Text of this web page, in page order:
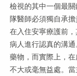
檢視的其中一個最
隊醫師必須獨自承
在入住安寧療護前
病人進行認真的溝
藥物，而實際上，
不大或毫無益處。